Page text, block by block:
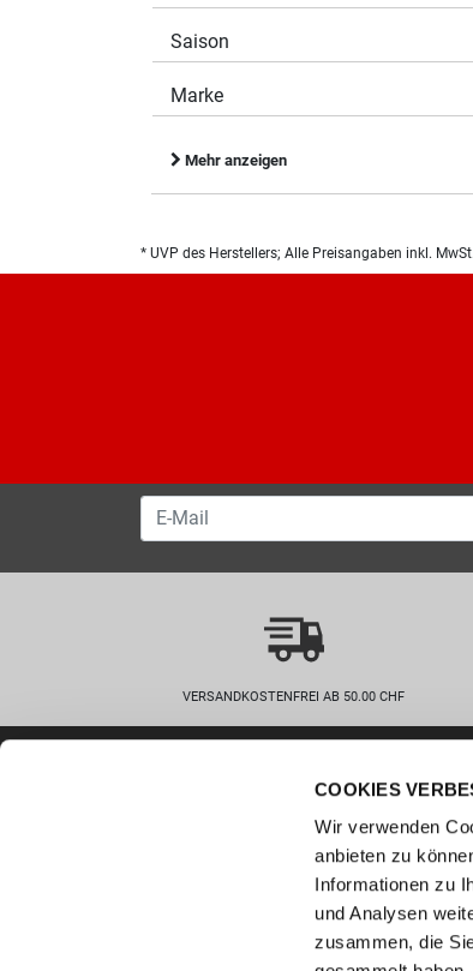
COOKIES
Wir verwenden
anbieten zu
Informationen zu
und Analysen
zusammen, die
Saison
Marke
Mehr anzeigen
* UVP des Herstellers; Alle Preisangaben inkl. MwSt.
VERSANDKOSTENFREI AB 50.00 CHF